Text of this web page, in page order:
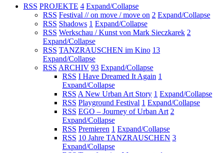
RSS PROJEKTE 4 Expand/Collapse
RSS Festival // on move / move on 2 Expand/Collapse
RSS Shadows 1 Expand/Collapse
RSS Werkschau / Kunst von Mark Sieczkarek 2
Expand/Collapse
RSS TANZRAUSCHEN im Kino 13
Expand/Collapse
RSS ARCHIV 93 Expand/Collapse
RSS I Have Dreamed It Again 1
Expand/Collapse
RSS A New Urban Art Story 1 Expand/Collapse
RSS Playground Festival 1 Expand/Collapse
RSS EGO – Journey of Urban Art 2
Expand/Collapse
RSS Premieren 1 Expand/Collapse
RSS 10 Jahre TANZRAUSCHEN 3
Expand/Collapse